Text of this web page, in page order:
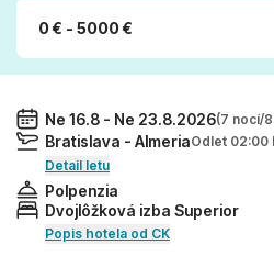
0 € - 5000 €
Ne 16.8 - Ne 23.8.2026(7 nocí/
Bratislava - AlmeriaOdlet 02:00
Detail letu
Polpenzia
Dvojlôžková izba Superior
Popis hotela od CK